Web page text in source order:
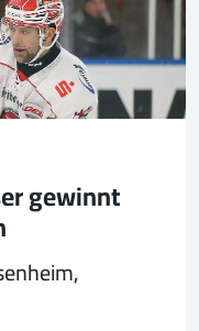
gewinnt